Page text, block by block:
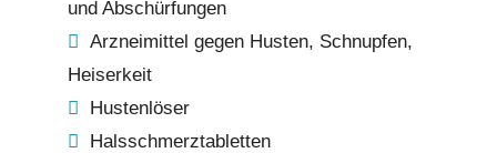
und Abschürfungen
Arzneimittel gegen Husten, Schnupfen,
Heiserkeit
Hustenlöser
Halsschmerztabletten